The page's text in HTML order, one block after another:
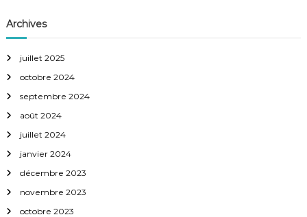
d
e
l
’
a
r
t
Archives
juillet 2025
octobre 2024
septembre 2024
août 2024
juillet 2024
janvier 2024
décembre 2023
novembre 2023
octobre 2023